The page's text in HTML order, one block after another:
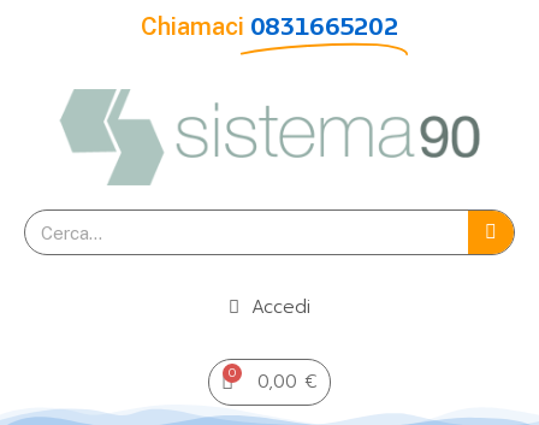
Chiamaci 0831665202
Accedi
0,00 €